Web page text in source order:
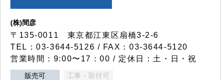
(株)間彦
〒135-0011 東京都江東区扇橋3-2-6
TEL：03-3644-5126 / FAX：03-3644-5120
営業時間：9:00〜17：00 / 定休日：土・日・祝
販売可 工事・取付可